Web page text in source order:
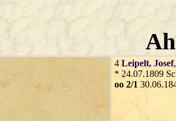
4 Leipelt, Josef
* 24.07.1809
oo 2/1